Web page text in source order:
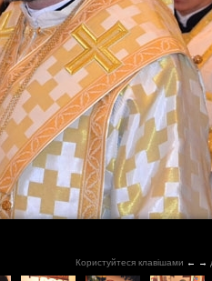
Користуйтеся клавішами ← →